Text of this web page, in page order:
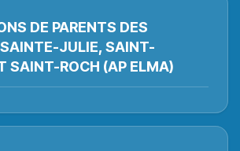
DE PARENTS DES
JULIE, SAINT-
SAINT-ROCH (AP ELMA)